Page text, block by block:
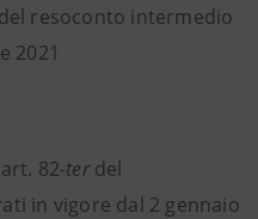
resoconto intermedio
2021
82-terdel
in vigore dal 2 gennaio